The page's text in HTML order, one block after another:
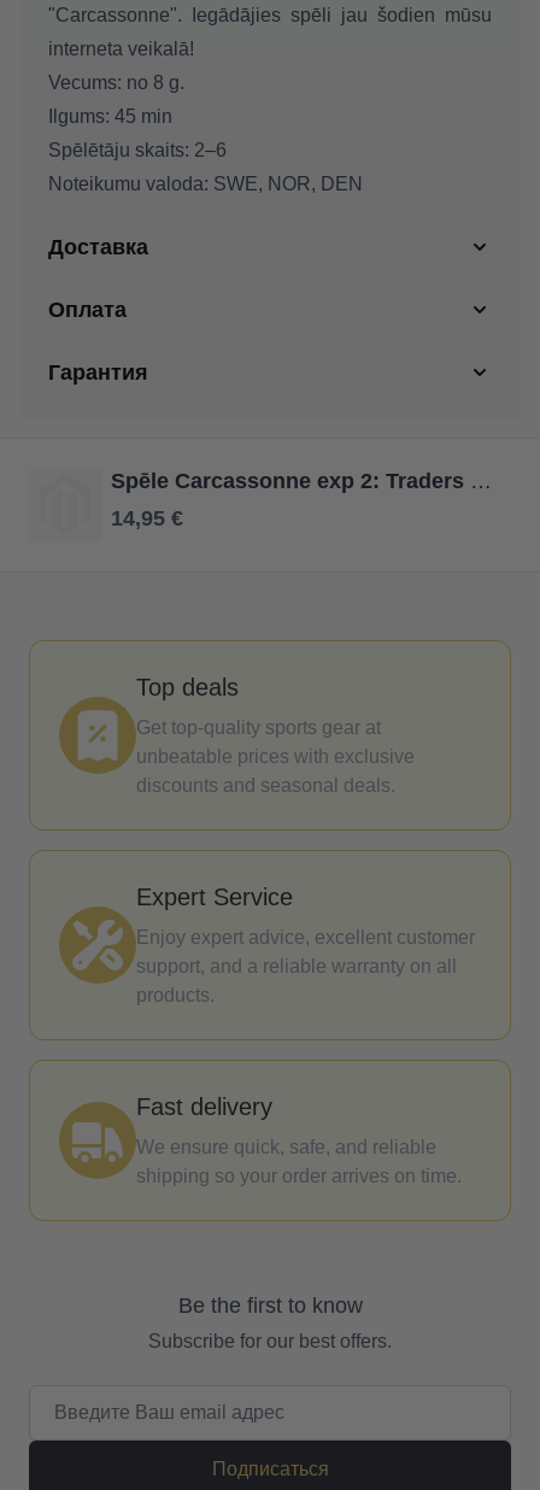
"Carcassonne". Iegādājies spēli jau šodien mūsu
interneta veikalā!
Vecums: no 8 g.
Ilgums: 45 min
Spēlētāju skaits: 2–6
Noteikumu valoda: SWE, NOR, DEN
Доставка
Оплата
Гарантия
Spēle Carcassonne exp 2: Traders & Builders
14,95 €
Top deals
Get top-quality sports gear at
unbeatable prices with exclusive
discounts and seasonal deals.
Expert Service
Enjoy expert advice, excellent customer
support, and a reliable warranty on all
products.
Fast delivery
We ensure quick, safe, and reliable
shipping so your order arrives on time.
Be the first to know
Subscribe for our best offers.
Подписаться